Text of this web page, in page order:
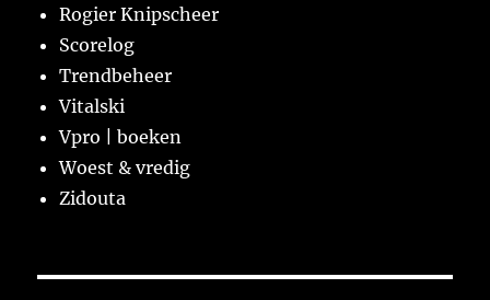
Rogier Knipscheer
Scorelog
Trendbeheer
Vitalski
Vpro | boeken
Woest & vredig
Zidouta